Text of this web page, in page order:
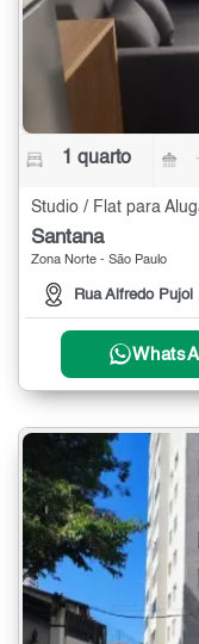
1 quarto
Studio / Flat para
Santana
Zona Norte - São Paulo
Rua Alfredo Pujol